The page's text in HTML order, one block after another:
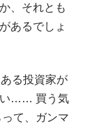
、それとも
あるでしょ
る投資家が
い…… 買う気
て、ガンマ